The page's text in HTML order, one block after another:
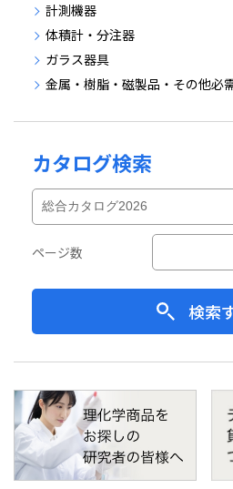
計測機器
体積計・分注器
ガラス器具
金属・樹脂・磁製品・その他必
カタログ検索
ページ数
検索